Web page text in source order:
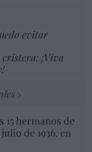
evitar
¡Viva
hermanos de
de 1936, en